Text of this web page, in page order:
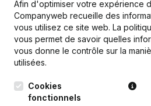
Afin d'optimiser votre expérience
Companyweb recueille des
vous utilisez ce site web. La
vous permet de savoir quelles
vous donne le contrôle sur la
utilisées.
Cookies
fonctionnels
Français
Leuvensesteenweg
248D,